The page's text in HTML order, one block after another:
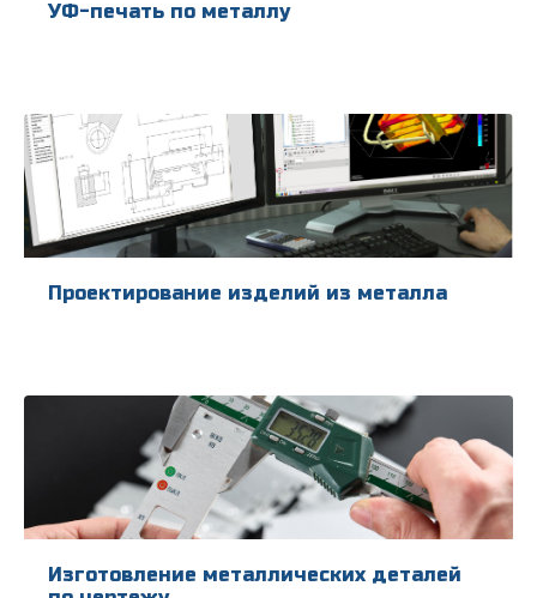
УФ-печать по металлу
Проектирование изделий из металла
Изготовление металлических деталей